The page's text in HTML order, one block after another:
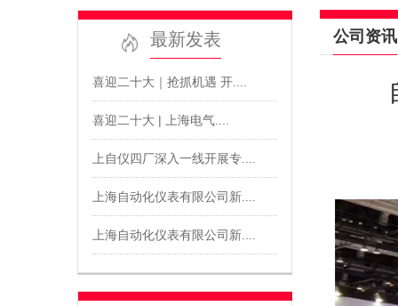
最新发表
喜迎二十大｜抢抓机遇 开....
喜迎二十大 | 上海电气....
上自仪四厂深入一线开展专....
上海自动化仪表有限公司新....
上海自动化仪表有限公司新....
公司资讯